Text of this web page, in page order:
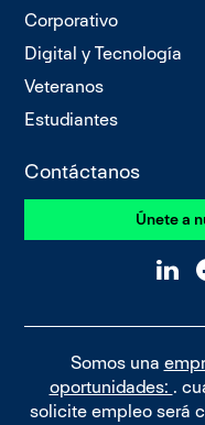
Corporativo
Digital y Tecnología
Veteranos
Estudiantes
Contáctanos
Únete a
Somos una
oportunidades: .
solicite empleo será